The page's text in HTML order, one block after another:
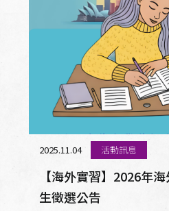
2025.11.04 活動訊息
【海外實習】2026年
生徵選公告